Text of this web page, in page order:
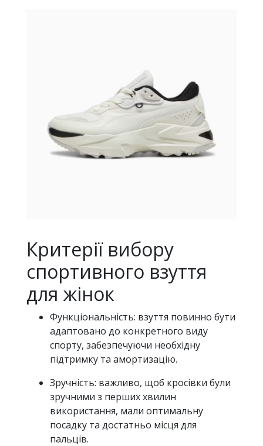
Критерії вибору
спортивного взуття
для жінок
Функціональність: взуття повинно бути
адаптовано до конкретного виду
спорту, забезпечуючи необхідну
підтримку та амортизацію.
Зручність: важливо, щоб кросівки були
зручними з перших хвилин
використання, мали оптимальну
посадку та достатньо місця для
пальців.